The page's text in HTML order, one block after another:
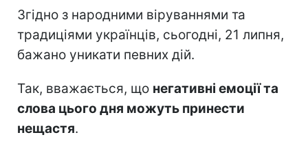
Згідно з народними віруваннями та
традиціями українців, сьогодні, 21 липня,
бажано уникати певних дій.
Так, вважається, що негативні емоції та
слова цього дня можуть принести
нещастя.